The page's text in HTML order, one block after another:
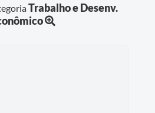
Trabalho e Desenv.